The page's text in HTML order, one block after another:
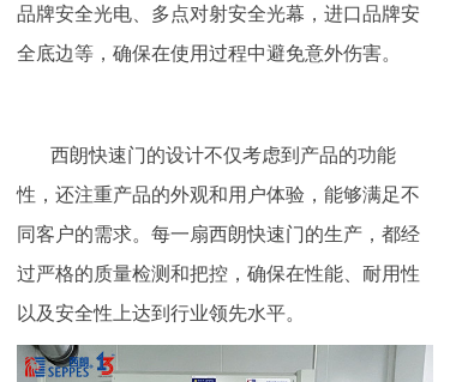
品牌安全光电、多点对射安全光幕，进口品牌安
全底边等，确保在使用过程中避免意外伤害。
西朗快速门的设计不仅考虑到产品的功能
性，还注重产品的外观和用户体验，能够满足不
同客户的需求。每一扇西朗快速门的生产，都经
过严格的质量检测和把控，确保在性能、耐用性
以及安全性上达到行业领先水平。